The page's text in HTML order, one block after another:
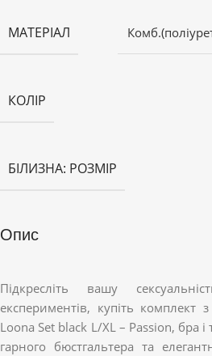
МАТЕРІАЛ
КОЛІР
БІЛИЗНА: РОЗМІР
Опис
Підкресліть вашу
експериментів, купіть комплект
Loona Set black L/XL – Passion, бра
гарного бюстгальтера та